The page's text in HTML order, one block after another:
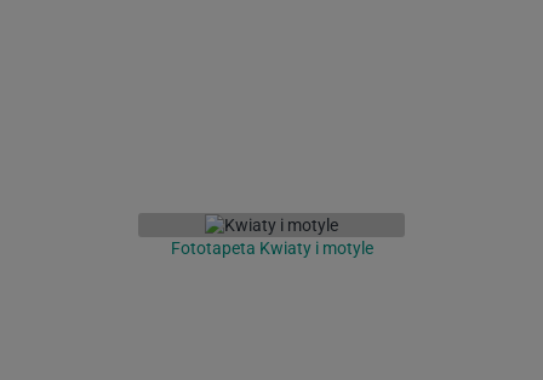
Fototapeta Kwiaty i motyle